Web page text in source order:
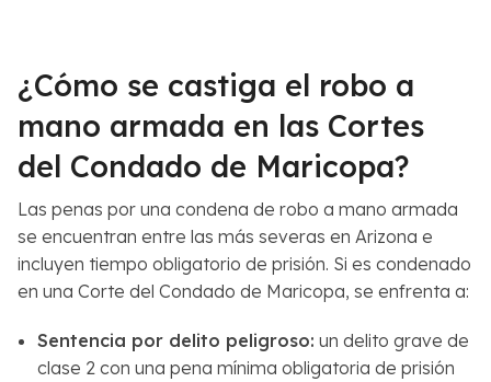
a
a
*
o
¿Cómo se castiga el robo a
mano armada en las Cortes
del Condado de Maricopa?
Las penas por una condena de robo a mano armada
se encuentran entre las más severas en Arizona e
incluyen tiempo obligatorio de prisión. Si es condenado
en una Corte del Condado de Maricopa, se enfrenta a:
Sentencia por delito peligroso: un delito grave de
clase 2 con una pena mínima obligatoria de prisión